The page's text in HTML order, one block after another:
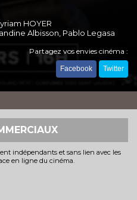
HOYER
Albisson, Pablo Legasa
Partagez vos envies cinéma :
Facebook Twitter
indépendants et sans lien avec les
en ligne du cinéma.